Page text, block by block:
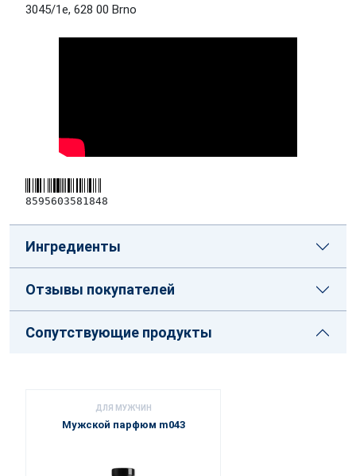
3045/1e, 628 00 Brno
8595603581848
Ингредиенты
Отзывы покупателей
Сопутствующие продукты
ДЛЯ МУЖЧИН
Мужской парфюм m043